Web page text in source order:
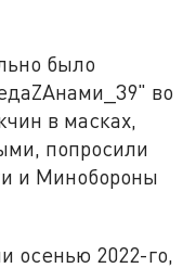
было
во
в масках,
попросили
и Минобороны
осенью 2022-го,